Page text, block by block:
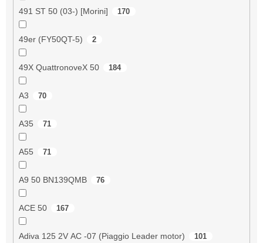
491 ST 50 (03-) [Morini] 170
49er (FY50QT-5) 2
49X QuattronoveX 50 184
A3 70
A35 71
A55 71
A9 50 BN139QMB 76
ACE 50 167
Adiva 125 2V AC -07 (Piaggio Leader motor) 101